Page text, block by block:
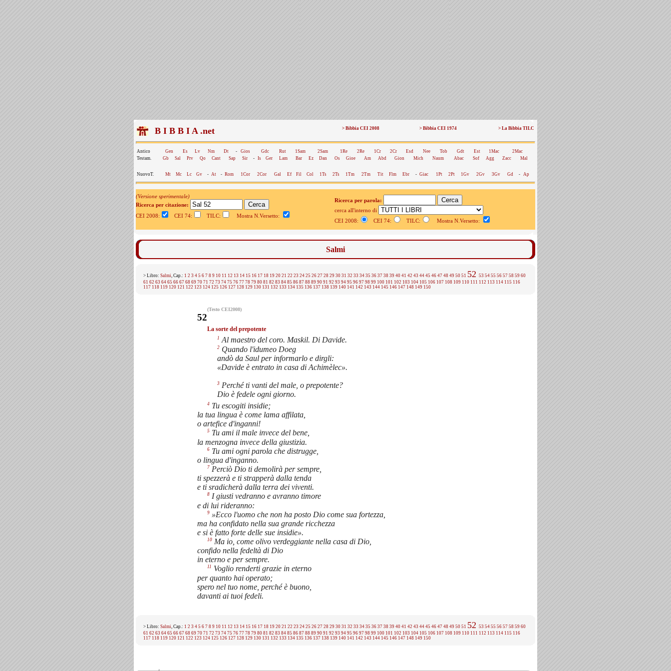
B I B B I A .net > Bibbia CEI 2008 > Bibbia CEI 1974 > La Bibbia TILC
Antico Gen Es Lv Nm Dt - Gios Gdc Rut 1Sam 2Sam 1Re 2Re 1Cr 2Cr Esd Nee Tob Gdt Est 1Mac
2Mac
Testam.
Gb Sal Prv Qo Cant Sap Sir - Is Ger Lam Bar Ez Dan Os Gioe Am Abd Gion Mich Naum Abac Sof Agg Zacc Mal
NuovoT. Mt Mc Lc Gv - At - Rom 1Cor 2Cor Gal Ef Fil Col 1Ts 2Ts 1Tm 2Tm Tit Flm Ebr - Giac 1Pt 2Pt 1Gv 2Gv 3Gv Gd - Ap
(Versione sperimentale)
Ricerca per citazione:
CEI 2008:
CEI 74: TILC: Mostra N.Versetto:
Ricerca per parola:
cerca all'interno di
CEI 2008:
CEI 74: TILC: Mostra N.Versetto:
Salmi
> Libro: Salmi, Cap.: 1 2 3 4 5 6 7 8 9 10 11 12 13 14 15 16 17 18 19 20 21 22 23 24 25 26 27 28 29 30 31 32 33 34 35 36 37 38 39 40 41 42 43 44 45 46 47 48 49 50 51 52 53 54 55 56 57 58 59 60
61 62 63 64 65 66 67 68 69 70 71 72 73 74 75 76 77 78 79 80 81 82 83 84 85 86 87 88 89 90 91 92 93 94 95 96 97 98 99 100 101 102 103 104 105 106 107 108 109 110 111 112 113 114 115 116
117 118 119 120 121 122 123 124 125 126 127 128 129 130 131 132 133 134 135 136 137 138 139 140 141 142 143 144 145 146 147 148 149 150
(Testo CEI2008)
52
La sorte del prepotente
1 Al maestro del coro. Maskil. Di Davide.
2 Quando l'idumeo Doeg
andò da Saul per informarlo e dirgli:
«Davide è entrato in casa di Achimèlec».
3 Perché ti vanti del male, o prepotente?
Dio è fedele ogni giorno.
4 Tu escogiti insidie;
la tua lingua è come lama affilata,
o artefice d'inganni!
5 Tu ami il male invece del bene,
la menzogna invece della giustizia.
6 Tu ami ogni parola che distrugge,
o lingua d'inganno.
7 Perciò Dio ti demolirà per sempre,
ti spezzerà e ti strapperà dalla tenda
e ti sradicherà dalla terra dei viventi.
8 I giusti vedranno e avranno timore
e di lui rideranno:
9 »Ecco l'uomo che non ha posto Dio come sua fortezza,
ma ha confidato nella sua grande ricchezza
e si è fatto forte delle sue insidie».
10 Ma io, come olivo verdeggiante nella casa di Dio,
confido nella fedeltà di Dio
in eterno e per sempre.
11 Voglio renderti grazie in eterno
per quanto hai operato;
spero nel tuo nome, perché è buono,
davanti ai tuoi fedeli.
> Libro: Salmi, Cap.: 1 2 3 4 5 6 7 8 9 10 11 12 13 14 15 16 17 18 19 20 21 22 23 24 25 26 27 28 29 30 31 32 33 34 35 36 37 38 39 40 41 42 43 44 45 46 47 48 49 50 51 52 53 54 55 56 57 58 59 60
61 62 63 64 65 66 67 68 69 70 71 72 73 74 75 76 77 78 79 80 81 82 83 84 85 86 87 88 89 90 91 92 93 94 95 96 97 98 99 100 101 102 103 104 105 106 107 108 109 110 111 112 113 114 115 116
117 118 119 120 121 122 123 124 125 126 127 128 129 130 131 132 133 134 135 136 137 138 139 140 141 142 143 144 145 146 147 148 149 150